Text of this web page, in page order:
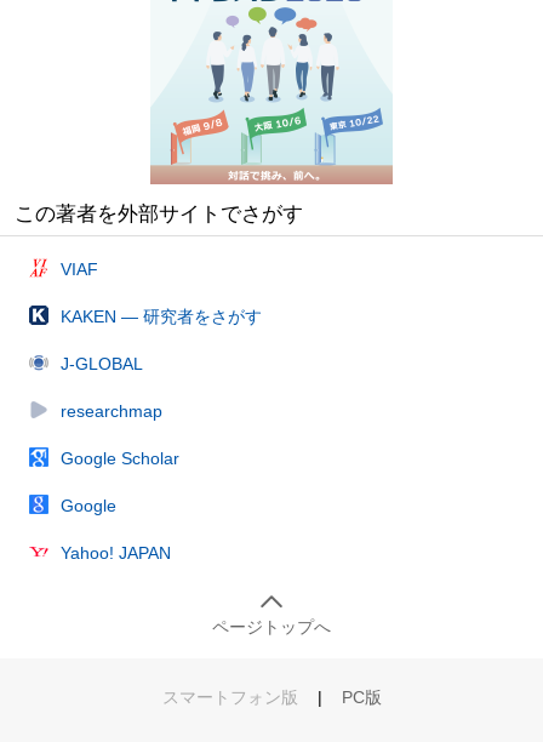
この著者を外部サイトでさがす
VIAF
KAKEN — 研究者をさがす
J-GLOBAL
researchmap
Google Scholar
Google
Yahoo! JAPAN
ページトップへ
スマートフォン版 | PC版